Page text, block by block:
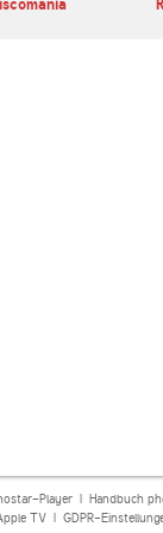
Player| Handbuch
TV| GDPR-